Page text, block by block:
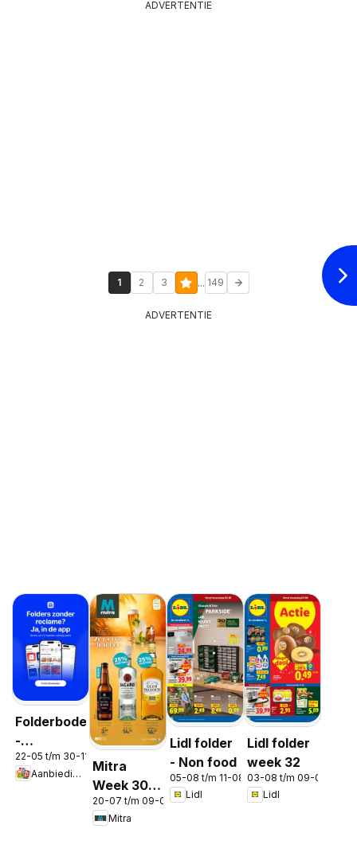
ADVERTENTIE
1 2 3 ... 149
ADVERTENTIE
Folderbode
-
Aanbiedingen
in de app
22-05 t/m 30-11-2026
Aanbiedingen
Mitra
Week 30 &
31
20-07 t/m 09-08-2026
Mitra
Lidl folder
- Non food
05-08 t/m 11-08-2026
Lidl
Lidl folder
week 32
03-08 t/m 09-08-2026
Lidl